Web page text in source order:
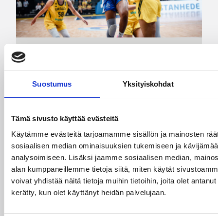
Suostumus Yksityiskohdat
Tämä sivusto käyttää evästeitä
Käytämme evästeitä tarjoamamme sisällön ja mainosten
sosiaalisen median ominaisuuksien tukemiseen ja
analysoimiseen. Lisäksi jaamme sosiaalisen median,
alan kumppaneillemme tietoja siitä, miten käytät
voivat yhdistää näitä tietoja muihin tietoihin, joita olet
kerätty, kun olet käyttänyt heidän palvelujaan.
Ruotsi piirun verran
Susiladiesia parempi
Tukholmassa
Susiladies päätti Tukholmassa pelatun kahden
ottelun mittaisen miniturnauksen tappioon, kun
Ruotsi oli parempi loppulukemin 73-68 (33-47).
Suomi pelaa seuraavan kerran ensi
viikonloppuna Helsingissä.